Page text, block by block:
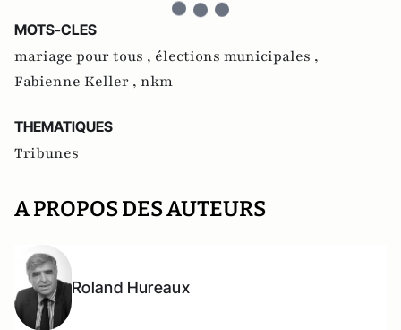
MOTS-CLES
mariage pour tous , élections municipales ,
Fabienne Keller , nkm
THEMATIQUES
Tribunes
A PROPOS DES AUTEURS
Roland Hureaux